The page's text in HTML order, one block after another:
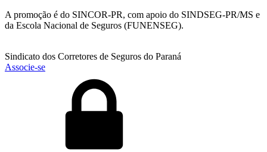
A promoção é do SINCOR-PR, com apoio do SINDSEG-PR/MS e
da Escola Nacional de Seguros (FUNENSEG).
Sindicato dos Corretores de Seguros do Paraná
Associe-se